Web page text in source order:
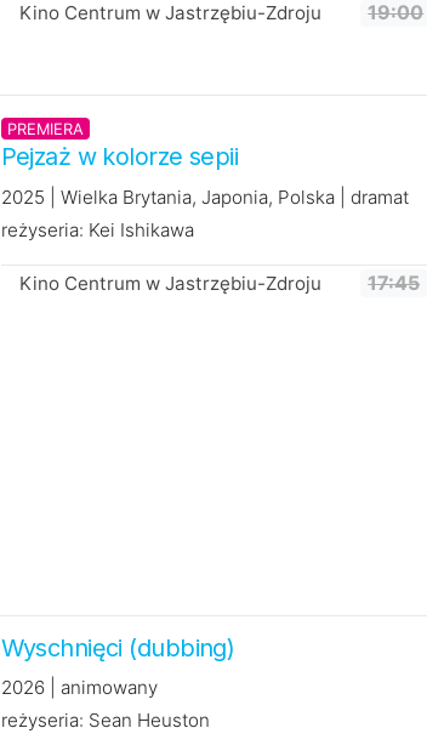
Kino Centrum w Jastrzębiu-Zdroju 19:00
PREMIERA
Pejzaż w kolorze sepii
2025 | Wielka Brytania, Japonia, Polska | dramat
reżyseria: Kei Ishikawa
Kino Centrum w Jastrzębiu-Zdroju 17:45
Wyschnięci (dubbing)
2026 | animowany
reżyseria: Sean Heuston